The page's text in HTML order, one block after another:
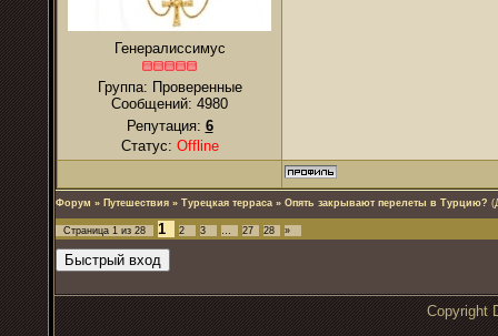
Генералиссимус
Группа: Проверенные
Сообщений: 4980
Репутация: 6
Статус: Offline
Форум » Путешествия » Турецкая терраса » Опять закрывают перелеты в Турцию?
Страница 1 из 28 1 2 3 … 27 28 »
Copyright